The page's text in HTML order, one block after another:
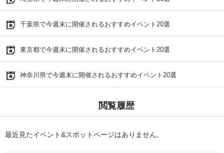
千葉県で今週末に開催されるおすすめイベント20選
東京都で今週末に開催されるおすすめイベント20選
神奈川県で今週末に開催されるおすすめイベント20選
閲覧履歴
最近見たイベント&スポットページはありません。